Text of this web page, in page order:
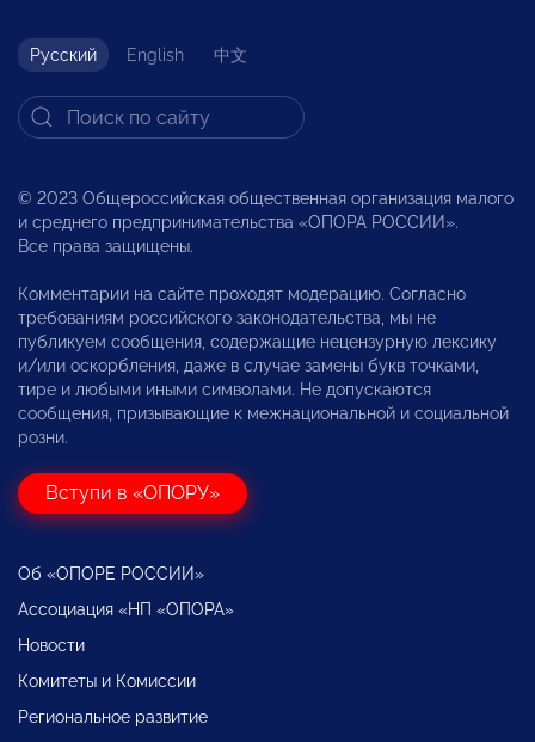
Русский English 中文
© 2023 Общероссийская общественная организация малого
и среднего предпринимательства «ОПОРА РОССИИ».
Все права защищены.
Комментарии на сайте проходят модерацию. Согласно
требованиям российского законодательства, мы не
публикуем сообщения, содержащие нецензурную лексику
и/или оскорбления, даже в случае замены букв точками,
тире и любыми иными символами. Не допускаются
сообщения, призывающие к межнациональной и социальной
розни.
Вступи в «ОПОРУ»
Об «ОПОРЕ РОССИИ»
Ассоциация «НП «ОПОРА»
Новости
Комитеты и Комиссии
Региональное развитие